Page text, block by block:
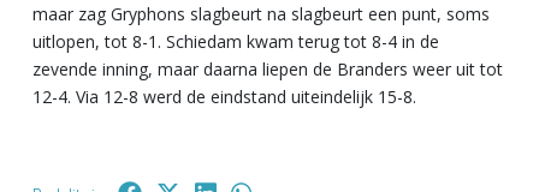
maar zag Gryphons slagbeurt na slagbeurt een punt, soms
uitlopen, tot 8-1. Schiedam kwam terug tot 8-4 in de
zevende inning, maar daarna liepen de Branders weer uit tot
12-4. Via 12-8 werd de eindstand uiteindelijk 15-8.